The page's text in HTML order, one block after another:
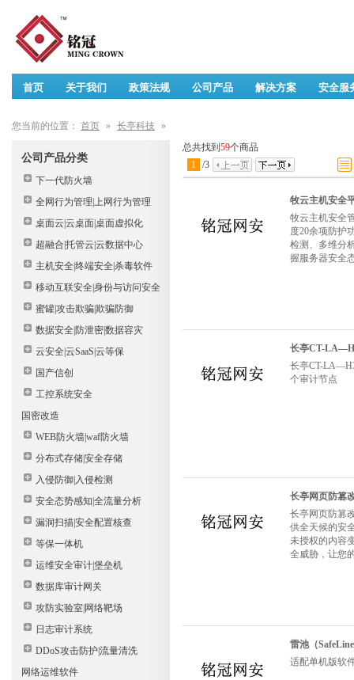
首页 关于我们 政策法规 公司产品 解决方案 安全服
您当前的位置： 首页 » 长亭科技 »
公司产品分类
下一代防火墙
全网行为管理|上网行为管理
桌面云|云桌面|桌面虚拟化
超融合|托管云|云数据中心
主机安全|终端安全|杀毒软件
移动互联安全|身份与访问安全
蜜罐|攻击欺骗|欺骗防御
数据安全|防泄密|数据容灾
云安全|云SaaS|云等保
国产信创
工控系统安全
国密改造
WEB防火墙|waf防火墙
分布式存储|安全存储
入侵防御|入侵检测
安全态势感知|全流量分析
漏洞扫描|安全配置核查
等保一体机
运维安全审计|堡垒机
数据库审计网关
攻防实验室|网络靶场
日志审计系统
DDoS攻击防护|流量清洗
网络运维软件
总共找到 59个商品
1 /3
牧云主机安全
牧云主机安全
度20余项防护
检测、多维分
握服务器安全
长亭CT-
长亭CT-
个审计节点
长亭网页防篡
长亭网页防篡
供全天候的安
未授权的内容
全威胁，让您
雷池（
适配单机版软